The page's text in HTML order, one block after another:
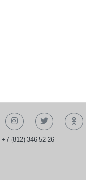
+7 (812) 346-52-26